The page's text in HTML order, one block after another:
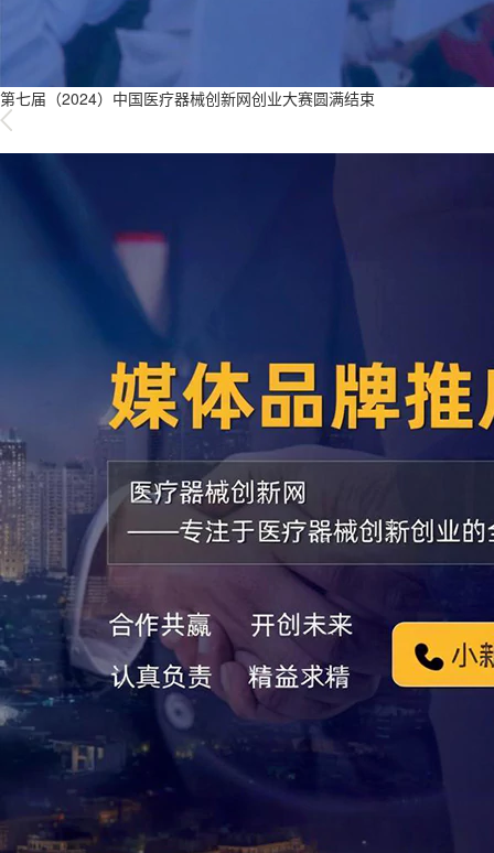
第七届（2024）中国医疗器械创新网创业大赛圆满结束